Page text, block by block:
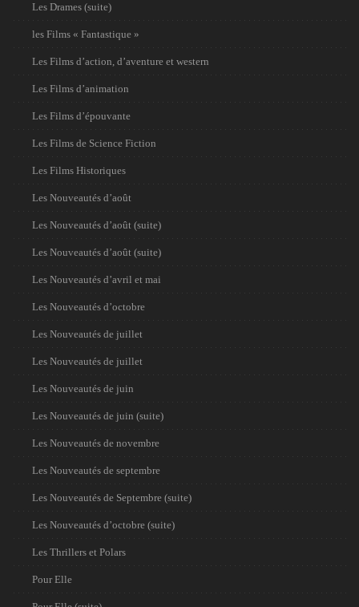
Les Drames (suite)
les Films « Fantastique »
Les Films d’action, d’aventure et western
Les Films d’animation
Les Films d’épouvante
Les Films de Science Fiction
Les Films Historiques
Les Nouveautés d’août
Les Nouveautés d’août (suite)
Les Nouveautés d’août (suite)
Les Nouveautés d’avril et mai
Les Nouveautés d’octobre
Les Nouveautés de juillet
Les Nouveautés de juillet
Les Nouveautés de juin
Les Nouveautés de juin (suite)
Les Nouveautés de novembre
Les Nouveautés de septembre
Les Nouveautés de Septembre (suite)
Les Nouveautés d’octobre (suite)
Les Thrillers et Polars
Pour Elle